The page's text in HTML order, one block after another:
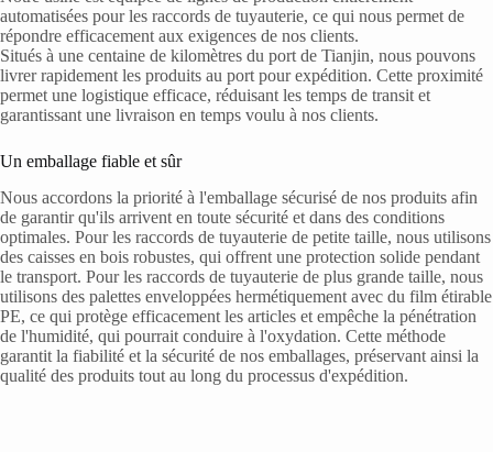
automatisées pour les raccords de tuyauterie, ce qui nous permet de
répondre efficacement aux exigences de nos clients.
Situés à une centaine de kilomètres du port de Tianjin, nous pouvons
livrer rapidement les produits au port pour expédition. Cette proximité
permet une logistique efficace, réduisant les temps de transit et
garantissant une livraison en temps voulu à nos clients.
Un emballage fiable et sûr
Nous accordons la priorité à l'emballage sécurisé de nos produits afin
de garantir qu'ils arrivent en toute sécurité et dans des conditions
optimales. Pour les raccords de tuyauterie de petite taille, nous utilisons
des caisses en bois robustes, qui offrent une protection solide pendant
le transport. Pour les raccords de tuyauterie de plus grande taille, nous
utilisons des palettes enveloppées hermétiquement avec du film étirable
PE, ce qui protège efficacement les articles et empêche la pénétration
de l'humidité, qui pourrait conduire à l'oxydation. Cette méthode
garantit la fiabilité et la sécurité de nos emballages, préservant ainsi la
qualité des produits tout au long du processus d'expédition.